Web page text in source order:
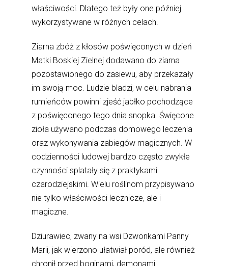
właściwości. Dlatego też były one później
wykorzystywane w różnych celach.
Ziarna zbóż z kłosów poświęconych w dzień
Matki Boskiej Zielnej dodawano do ziarna
pozostawionego do zasiewu, aby przekazały
im swoją moc. Ludzie bladzi, w celu nabrania
rumieńców powinni zjeść jabłko pochodzące
z poświęconego tego dnia snopka. Święcone
zioła używano podczas domowego leczenia
oraz wykonywania zabiegów magicznych. W
codzienności ludowej bardzo często zwykłe
czynności splatały się z praktykami
czarodziejskimi. Wielu roślinom przypisywano
nie tylko właściwości lecznicze, ale i
magiczne.
Dziurawiec, zwany na wsi Dzwonkami Panny
Marii, jak wierzono ułatwiał poród, ale również
chronił przed boginami, demonami